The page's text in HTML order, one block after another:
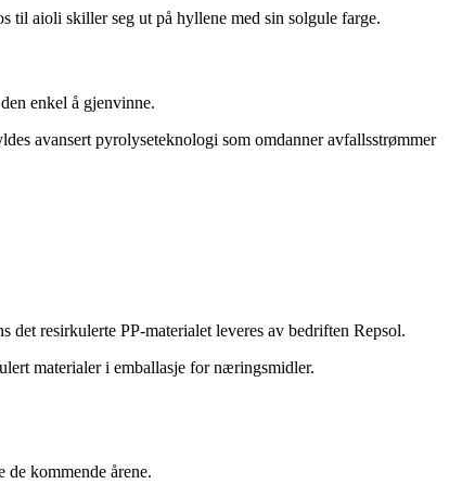
til aioli skiller seg ut på hyllene med sin solgule farge.
enkel å gjenvinne.
avansert pyrolyseteknologi som omdanner avfallsstrømmer
resirkulerte PP-materialet leveres av bedriften Repsol.
materialer i emballasje for næringsmidler.
kommende årene.